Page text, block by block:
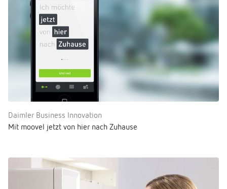
Daimler Business Innovation
Mit moovel jetzt von hier nach Zuhause